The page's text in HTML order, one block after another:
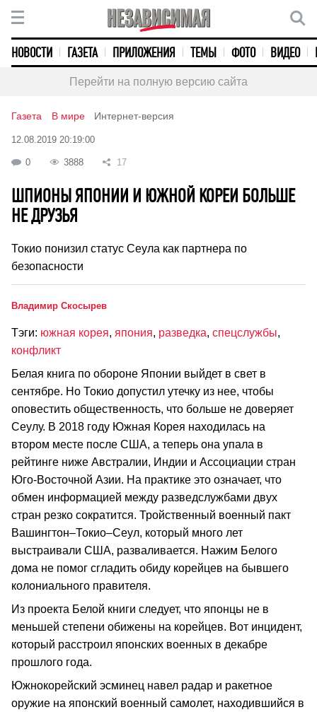
НОВОСТИ ГАЗЕТА ПРИЛОЖЕНИЯ ТЕМЫ ФОТО ВИДЕО
Перейти на полную версию сайта
Газета В мире Интернет-версия
12.08.2019 20:19:00
0 3888 17
ШПИОНЫ ЯПОНИИ И ЮЖНОЙ КОРЕИ БОЛЬШЕ
НЕ ДРУЗЬЯ
Токио понизил статус Сеула как партнера по
безопасности
Владимир Скосырев
Тэги: южная корея, япония, разведка, спецслужбы,
конфликт
Белая книга по обороне Японии выйдет в свет в
сентябре. Но Токио допустил утечку из нее, чтобы
оповестить общественность, что больше не доверяет
Сеулу. В 2018 году Южная Корея находилась на
втором месте после США, а теперь она упала в
рейтинге ниже Австралии, Индии и Ассоциации стран
Юго-Восточной Азии. На практике это означает, что
обмен информацией между разведслужбами двух
стран резко сократится. Тройственный военный пакт
Вашингтон–Токио–Сеул, который много лет
выстраивали США, разваливается. Нажим Белого
дома не помог сгладить обиду корейцев на бывшего
колониального правителя.
Из проекта Белой книги следует, что японцы не в
меньшей степени обижены на корейцев. Вот инцидент,
который расстроил японских военных в декабре
прошлого года.
Южнокорейский эсминец навел радар и ракетное
оружие на японский военный самолет, находившийся в